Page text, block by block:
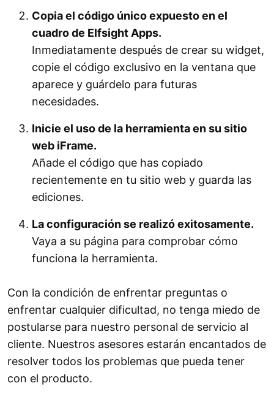
Copia el código único expuesto en el
cuadro de Elfsight Apps.
Inmediatamente después de crear su widget,
copie el código exclusivo en la ventana que
aparece y guárdelo para futuras
necesidades.
Inicie el uso de la herramienta en su sitio
web iFrame.
Añade el código que has copiado
recientemente en tu sitio web y guarda las
ediciones.
La configuración se realizó exitosamente.
Vaya a su página para comprobar cómo
funciona la herramienta.
Con la condición de enfrentar preguntas o
enfrentar cualquier dificultad, no tenga miedo de
postularse para nuestro personal de servicio al
cliente. Nuestros asesores estarán encantados de
resolver todos los problemas que pueda tener
con el producto.